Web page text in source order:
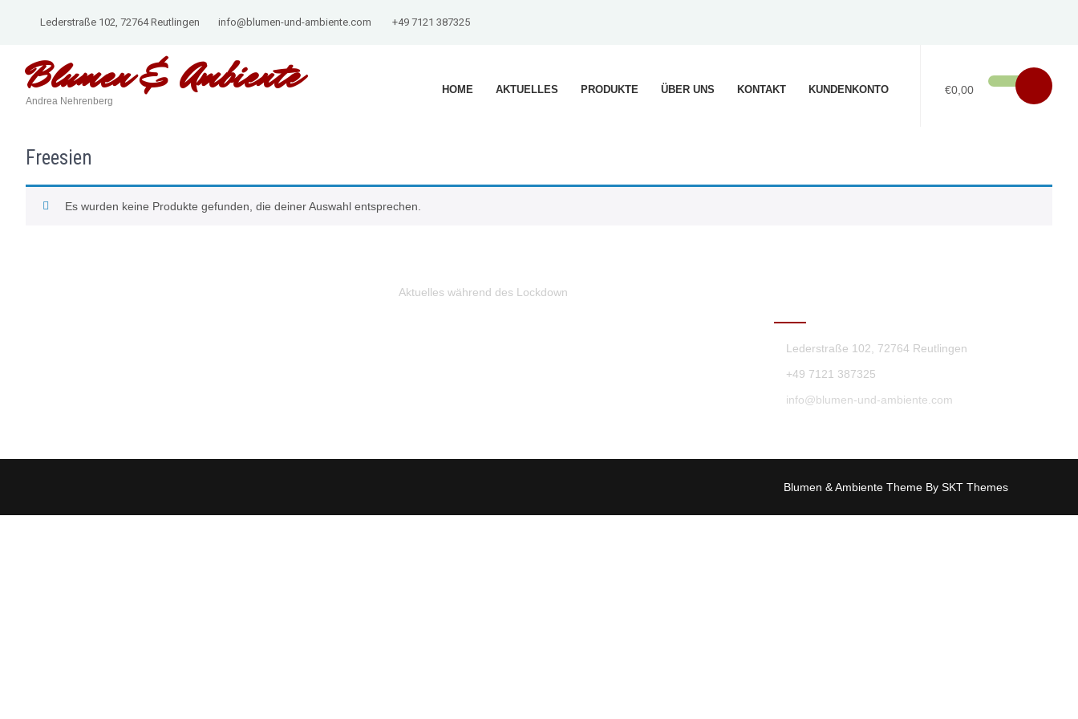
Lederstraße 102, 72764 Reutlingen info@blumen-und-ambiente.com +49 7121 387325
Blumen &Ambiente
Andrea Nehrenberg
€0,00
HOME AKTUELLES PRODUKTE ÜBER UNS KONTAKT KUNDENKONTO
Freesien
Es wurden keine Produkte gefunden, die deiner Auswahl entsprechen.
Aktuelles während des Lockdown
Lederstraße 102, 72764 Reutlingen
+49 7121 387325
info@blumen-und-ambiente.com
Blumen & Ambiente Theme By SKT Themes